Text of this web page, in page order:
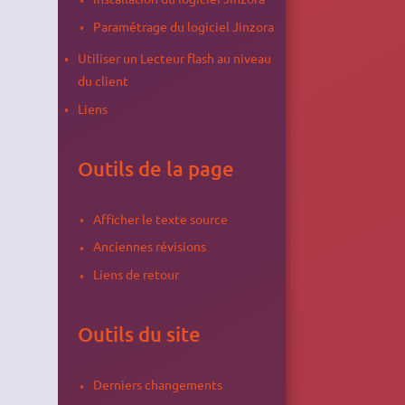
Paramétrage du logiciel Jinzora
Utiliser un Lecteur flash au niveau
du client
Liens
Outils de la page
Afficher le texte source
Anciennes révisions
Liens de retour
Outils du site
Derniers changements